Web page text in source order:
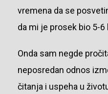
vremena da se
da mi je prosek bio 5-
Onda sam negde
neposredan odnos
čitanja i uspeha u